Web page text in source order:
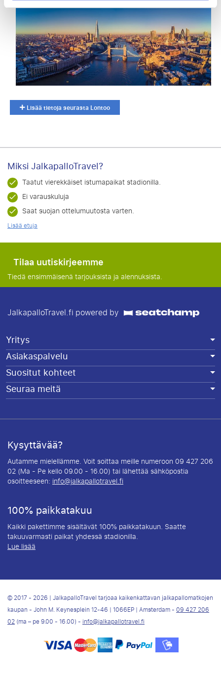
Lisää tietoja seurasta Lontoo
Miksi JalkapalloTravel?
Taatut vierekkäiset istumapaikat stadionilla.
Ei varauskuluja
Saat suojan ottelumuutosta varten.
Lisää etuja
Tilaa uutiskirjeemme
Tiedä ensimmäisenä tarjouksista ja alennuksista.
JalkapalloTravel.fi powered by
Yritys
Asiakaspalvelu
Suositut kohteet
Seuraa meitä
Kysyttävää?
Autamme mielellämme. Voit soittaa meille numeroon 09 427 206
02 (Ma - Pe kello 09.00 - 16.00) tai lähettää sähköpostia
osoitteeseen: info@jalkapallotravel.fi
100% paikkatakuu
Kaikki pakettimme sisältävät 100% paikkatakuun. Saatte
takuuvarmasti paikat yhdessä stadionilla.
Lue lisää
© 2017 - 2026 | JalkapalloTravel tarjoaa kaikenkattavan jalkapallomatkojen
kaupan - John M. Keynesplein 12-46 | 1066EP | Amsterdam -09 427 206
02(ma – pe 9.00 - 16.00) -info@jalkapallotravel.fi